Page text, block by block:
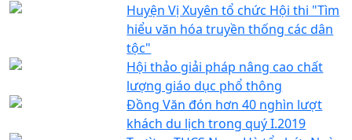
Huyện Vị Xuyên tổ chức Hội thi "Tìm
hiểu văn hóa truyền thống các dân
tộc"
Hội thảo giải pháp nâng cao chất
lượng giáo dục phổ thông
Đồng Văn đón hơn 40 nghìn lượt
khách du lịch trong quý I.2019